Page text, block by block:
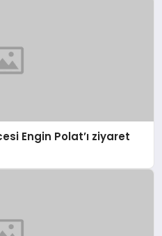
Engin Polat’ı ziyaret